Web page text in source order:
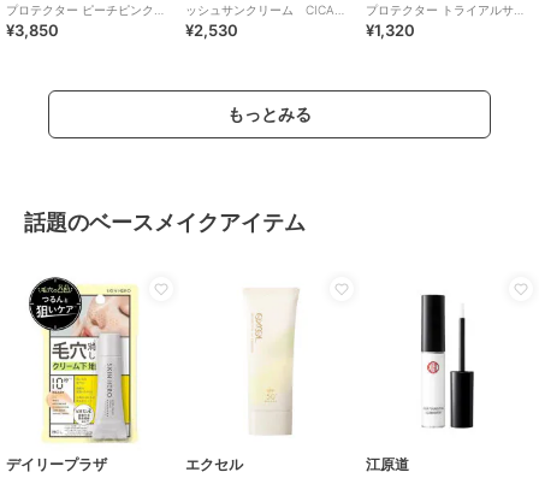
プロテクター ピーチピンク
50g 医薬部外品 （顔用日焼け
¥3,850
ッシュサンクリーム CICAト
ーンアップ（韓国コスメ）
¥2,530
プロテクター トライアルサイ
ズ 15g 医薬部外品 （顔用日焼
¥1,320
もっとみる
話題のベースメイクアイテム
デイリープラザ エクセル 江原道